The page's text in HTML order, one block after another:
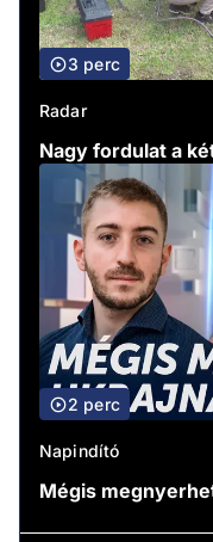
3 perc
Radar
Nagy fordulat a
2 perc
Napindító
Mégis